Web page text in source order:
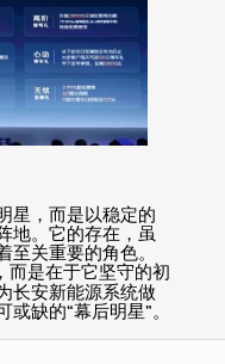
星，而是以稳定的
地。它的存在，虽
至关重要的角色。
而是在于它坚守的初
长安新能源系统做
或缺的“幕后明星”。